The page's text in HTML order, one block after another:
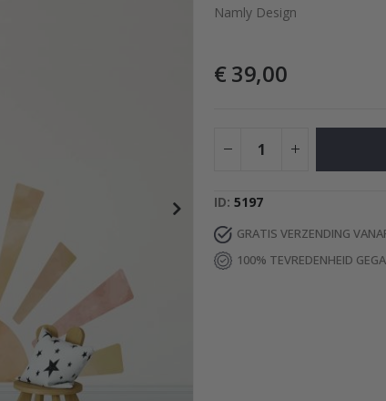
Namly Design
€ 39,00
ID 5197
GRATIS VERZENDING
100% TEVREDENHEID